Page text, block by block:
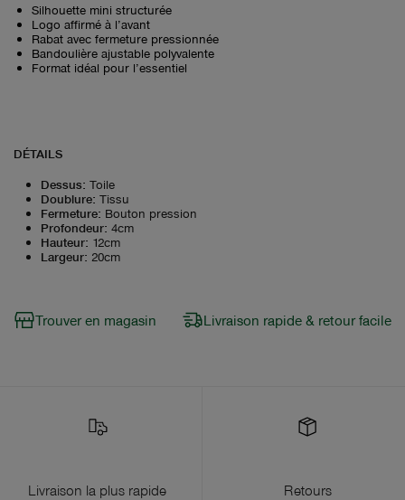
Silhouette mini structurée
Logo affirmé à l’avant
Rabat avec fermeture pressionnée
Bandoulière ajustable polyvalente
Format idéal pour l’essentiel
DÉTAILS
Dessus: Toile
Doublure: Tissu
Fermeture: Bouton pression
Profondeur: 4cm
Hauteur: 12cm
Largeur: 20cm
Trouver en magasin Livraison rapide & retour facile
Livraison la plus rapide
Retours